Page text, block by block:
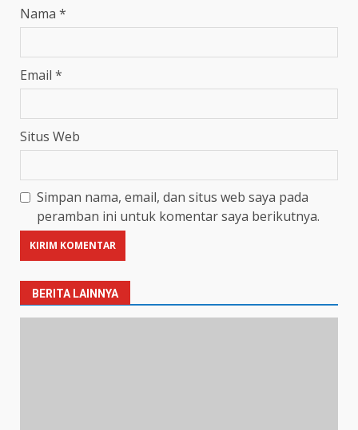
Nama *
Email *
Situs Web
Simpan nama, email, dan situs web saya pada
peramban ini untuk komentar saya berikutnya.
BERITA LAINNYA